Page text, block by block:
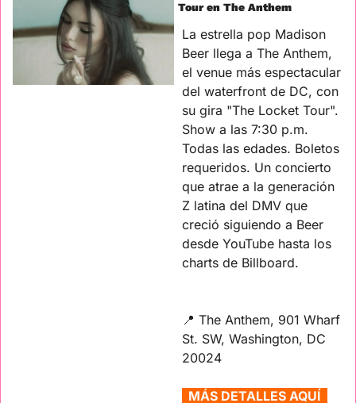
Tour en The Anthem
La estrella pop Madison
Beer llega a The Anthem,
el venue más espectacular
del waterfront de DC, con
su gira "The Locket Tour".
Show a las 7:30 p.m.
Todas las edades. Boletos
requeridos. Un concierto
que atrae a la generación
Z latina del DMV que
creció siguiendo a Beer
desde YouTube hasta los
charts de Billboard.
📍 The Anthem, 901 Wharf
St. SW, Washington, DC
20024
  MÁS DETALLES AQUÍ